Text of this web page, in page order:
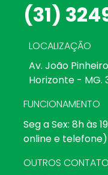
(31)
LOCALIZAÇÃO
Av. João
Horizonte - MG.
FUNCIONAMENTO
Seg a Sex: 8h às
online e telefone)
OUTROS